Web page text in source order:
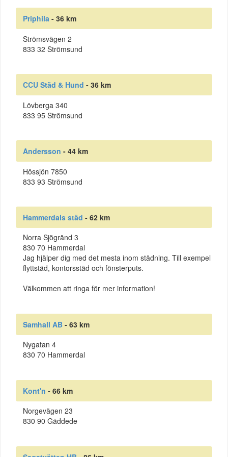
Priphila - 36 km
Strömsvägen 2
833 32 Strömsund
CCU Städ & Hund - 36 km
Lövberga 340
833 95 Strömsund
Andersson - 44 km
Hössjön 7850
833 93 Strömsund
Hammerdals städ - 62 km
Norra Sjögränd 3
830 70 Hammerdal
Jag hjälper dig med det mesta inom städning. Till exempel
flyttstäd, kontorsstäd och fönsterputs.
Välkommen att ringa för mer information!
Samhall AB - 63 km
Nygatan 4
830 70 Hammerdal
Kont'n - 66 km
Norgevägen 23
830 90 Gäddede